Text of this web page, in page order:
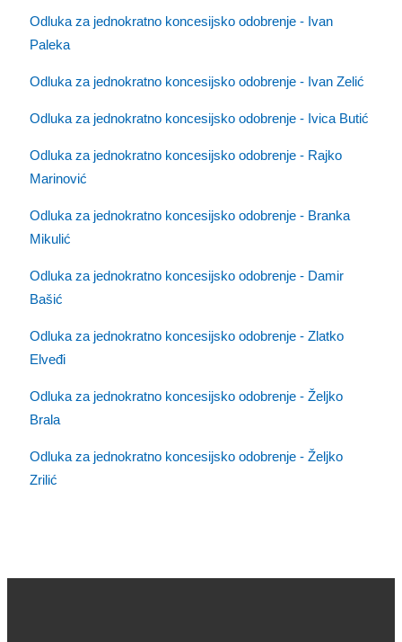
Odluka za jednokratno koncesijsko odobrenje - Ivan
Paleka
Odluka za jednokratno koncesijsko odobrenje - Ivan Zelić
Odluka za jednokratno koncesijsko odobrenje - Ivica Butić
Odluka za jednokratno koncesijsko odobrenje - Rajko
Marinović
Odluka za jednokratno koncesijsko odobrenje - Branka
Mikulić
Odluka za jednokratno koncesijsko odobrenje - Damir
Bašić
Odluka za jednokratno koncesijsko odobrenje - Zlatko
Elveđi
Odluka za jednokratno koncesijsko odobrenje - Željko
Brala
Odluka za jednokratno koncesijsko odobrenje - Željko
Zrilić